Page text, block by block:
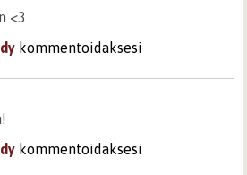
<3
kommentoidaksesi
kommentoidaksesi